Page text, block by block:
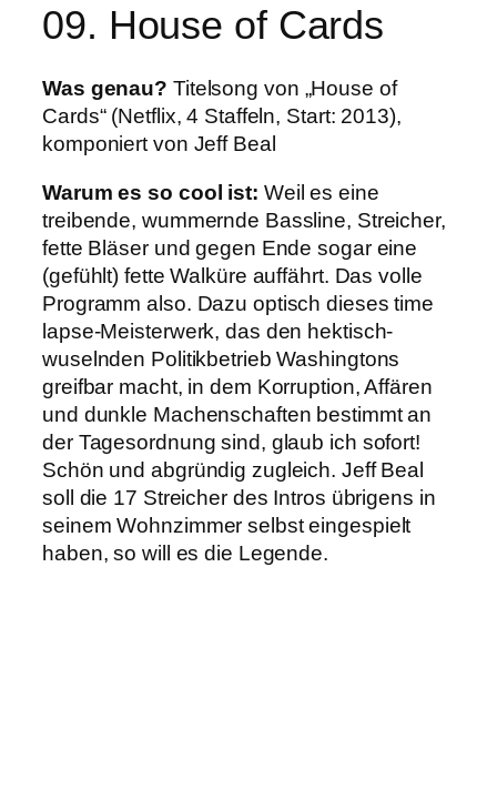
09. House of Cards
Was genau? Titelsong von „House of
Cards“ (Netflix, 4 Staffeln, Start: 2013),
komponiert von Jeff Beal
Warum es so cool ist: Weil es eine
treibende, wummernde Bassline, Streicher,
fette Bläser und gegen Ende sogar eine
(gefühlt) fette Walküre auffährt. Das volle
Programm also. Dazu optisch dieses time
lapse-Meisterwerk, das den hektisch-
wuselnden Politikbetrieb Washingtons
greifbar macht, in dem Korruption, Affären
und dunkle Machenschaften bestimmt an
der Tagesordnung sind, glaub ich sofort!
Schön und abgründig zugleich. Jeff Beal
soll die 17 Streicher des Intros übrigens in
seinem Wohnzimmer selbst eingespielt
haben, so will es die Legende.